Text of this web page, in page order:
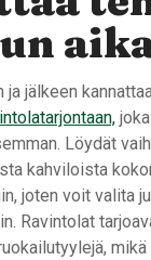
jälkeen
Löydät
kahviloista
joten voit valita
Ravintolat